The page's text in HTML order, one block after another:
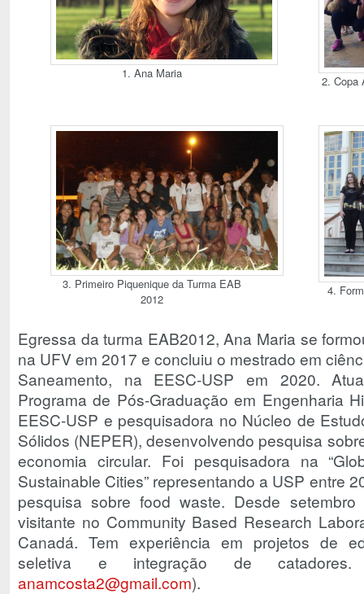
1. Ana Maria
2. Copa
3. Primeiro Piquenique da Turma EAB
2012
4.
Egressa da turma EAB2012, Ana Maria se
na UFV em 2017 e concluiu o mestrado em
Saneamento, na EESC-USP em 2020.
Programa de Pós-Graduação em Engenharia
EESC-USP e pesquisadora no Núcleo de
Sólidos (NEPER), desenvolvendo pesquisa
economia circular. Foi pesquisadora na
Sustainable Cities” representando a USP entre
pesquisa sobre food waste. Desde
visitante no Community Based Research
Canadá. Tem experiência em projetos de
seletiva e integração de
anamcosta2@gmail.com).